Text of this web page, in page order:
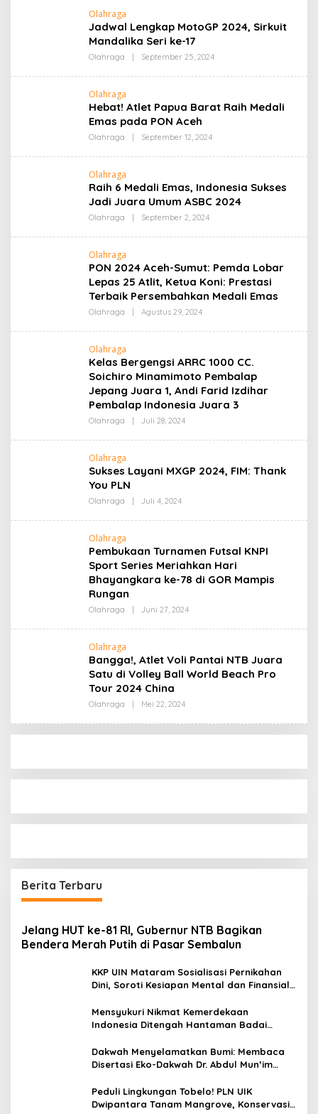
Olahraga
Jadwal Lengkap MotoGP 2024, Sirkuit
Mandalika Seri ke-17
Olahraga | September 25, 2024Oleh
Olahraga
Hebat! Atlet Papua Barat Raih Medali
Emas pada PON Aceh
Olahraga | September 12, 2024Oleh
Olahraga
Raih 6 Medali Emas, Indonesia Sukses
Jadi Juara Umum ASBC 2024
Olahraga | September 2, 2024Oleh
Olahraga
PON 2024 Aceh-Sumut: Pemda Lobar
Lepas 25 Atlit, Ketua Koni: Prestasi
Terbaik Persembahkan Medali Emas
Olahraga | Agustus 29, 2024Oleh
Olahraga
Kelas Bergengsi ARRC 1000 CC.
Soichiro Minamimoto Pembalap
Jepang Juara 1, Andi Farid Izdihar
Pembalap Indonesia Juara 3
Olahraga | Juli 28, 2024Oleh
Olahraga
Sukses Layani MXGP 2024, FIM: Thank
You PLN
Olahraga | Juli 4, 2024Oleh
Olahraga
Pembukaan Turnamen Futsal KNPI
Sport Series Meriahkan Hari
Bhayangkara ke-78 di GOR Mampis
Rungan
Olahraga | Juni 27, 2024Oleh
Olahraga
Bangga!, Atlet Voli Pantai NTB Juara
Satu di Volley Ball World Beach Pro
Tour 2024 China
Olahraga | Mei 22, 2024Oleh
Berita Terbaru
Jelang HUT ke-81 RI, Gubernur NTB Bagikan
Bendera Merah Putih di Pasar Sembalun
KKP UIN Mataram Sosialisasi Pernikahan
Dini, Soroti Kesiapan Mental dan Finansial
Mensyukuri Nikmat Kemerdekaan
Indonesia Ditengah Hantaman Badai
Dakwah Menyelamatkan Bumi: Membaca
Disertasi Eko-Dakwah Dr. Abdul Mun’im
Peduli Lingkungan Tobelo! PLN UIK
Dwipantara Tanam Mangrove, Konservasi